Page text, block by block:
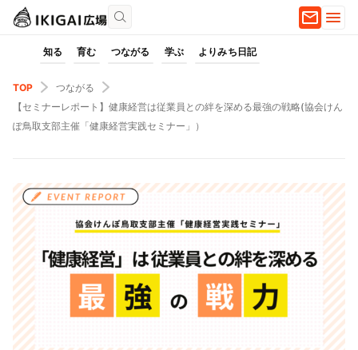
知る 育む つながる 学ぶ よりみち日記
TOP
つながる
【セミナーレポート】健康経営は従業員との絆を深める最強の戦略(協会けん
ぽ鳥取支部主催「健康経営実践セミナー」）